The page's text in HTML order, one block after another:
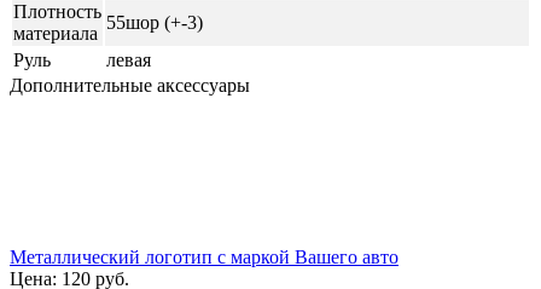
Плотность
материала
55шор (+-3)
Руль
левая
Дополнительные аксессуары
Металлический логотип с маркой Вашего авто
Цена: 120 руб.